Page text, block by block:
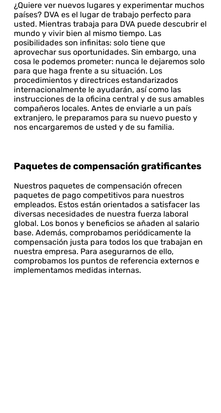
¿Quiere ver nuevos lugares y experimentar muchos
países? DVA es el lugar de trabajo perfecto para
usted. Mientras trabaja para DVA puede descubrir el
mundo y vivir bien al mismo tiempo. Las
posibilidades son infinitas: solo tiene que
aprovechar sus oportunidades. Sin embargo, una
cosa le podemos prometer: nunca le dejaremos solo
para que haga frente a su situación. Los
procedimientos y directrices estandarizados
internacionalmente le ayudarán, así como las
instrucciones de la oficina central y de sus amables
compañeros locales. Antes de enviarle a un país
extranjero, le preparamos para su nuevo puesto y
nos encargaremos de usted y de su familia.
Paquetes de compensación gratificantes
Nuestros paquetes de compensación ofrecen
paquetes de pago competitivos para nuestros
empleados. Estos están orientados a satisfacer las
diversas necesidades de nuestra fuerza laboral
global. Los bonos y beneficios se añaden al salario
base. Además, comprobamos periódicamente la
compensación justa para todos los que trabajan en
nuestra empresa. Para asegurarnos de ello,
comprobamos los puntos de referencia externos e
implementamos medidas internas.